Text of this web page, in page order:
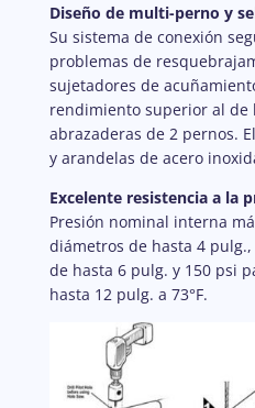
Diseño de multi-perno y
Su sistema de conexión
problemas de
sujetadores de
rendimiento superior al de
abrazaderas de 2 pernos.
y arandelas de acero
Excelente resistencia a la
Presión nominal interna
diámetros de hasta 4
de hasta 6 pulg. y 150 psi
hasta 12 pulg. a 73°F.